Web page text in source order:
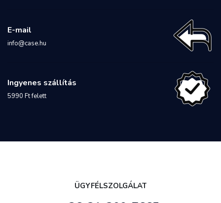
E-mail
info@case.hu
Ingyenes szállítás
5990 Ft felett
ÜGYFÉLSZOLGÁLAT